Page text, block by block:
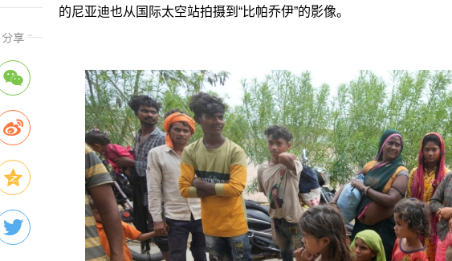
的尼亚迪也从国际太空站拍摄到“比帕乔伊”的影像。